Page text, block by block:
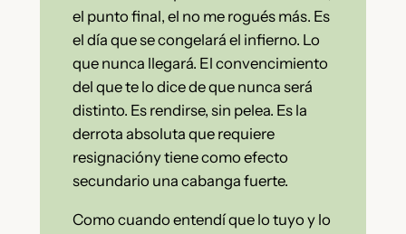
el punto final, el no me rogués más. Es
el día que se congelará el infierno. Lo
que nunca llegará. El convencimiento
del que te lo dice de que nunca será
distinto. Es rendirse, sin pelea. Es la
derrota absoluta que requiere
resignacióny tiene como efecto
secundario una cabanga fuerte.
Como cuando entendí que lo tuyo y lo